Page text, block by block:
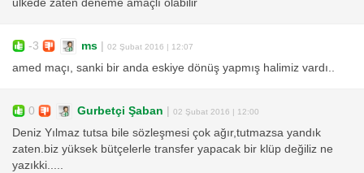
ulkede zaten deneme amaçlı olabilir
-3 ms 02 Şubat 2016 | 12:07
amed maçı, sanki bir anda eskiye dönüş yapmış halimiz vardı..
0 Gurbetçi Şaban 02 Şubat 2016 | 12:00
Deniz Yılmaz tutsa bile sözleşmesi çok ağır,tutmazsa yandık
zaten.biz yüksek bütçelerle transfer yapacak bir klüp değiliz ne
yazıkki.....